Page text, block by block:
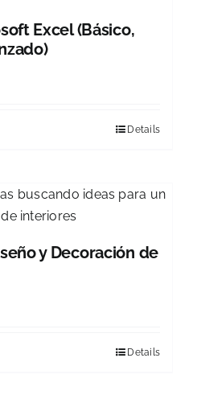
Excel (Básico,
Details
y Decoración de
Details